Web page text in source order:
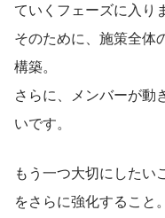
ていくフェーズに入り
そのために、施策全体
構築。
さらに、メンバーが動
いです。
もう一つ大切にしたい
をさらに強化すること。